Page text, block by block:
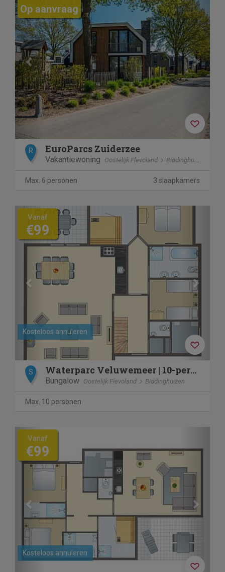
Op aanvraag
R EuroParcs Zuiderzee
Vakantiewoning Oostelijk Flevoland Biddinghuizen
Max. 6 personen 3 slaapkamers
Previous
Kosteloos annuleren
Vanaf
€99
S Waterparc Veluwemeer | 10-persoons villa - Villa | 10FL2
Bungalow Oostelijk Flevoland Biddinghuizen
Max. 10 personen
Previous
Kosteloos annuleren
Vanaf
€99